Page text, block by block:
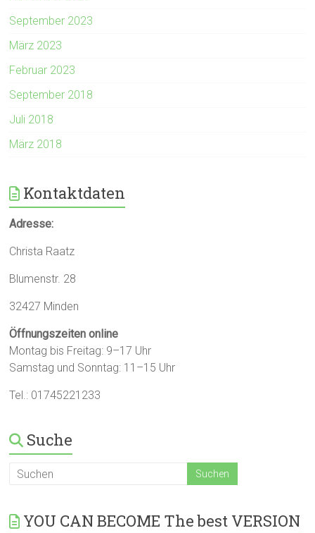
September 2023
März 2023
Februar 2023
September 2018
Juli 2018
März 2018
Kontaktdaten
Adresse:
Christa Raatz
Blumenstr. 28
32427 Minden
Öffnungszeiten online
Montag bis Freitag: 9–17 Uhr
Samstag und Sonntag: 11–15 Uhr
Tel.: 01745221233
Suche
YOU CAN BECOME The best VERSION